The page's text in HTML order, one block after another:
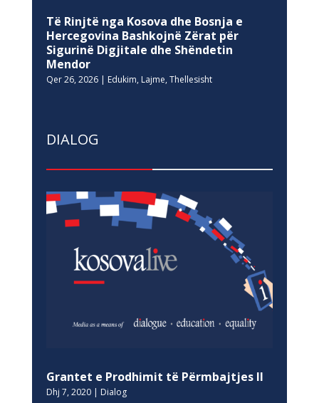
Të Rinjtë nga Kosova dhe Bosnja e
Hercegovina Bashkojnë Zërat për
Sigurinë Digjitale dhe Shëndetin
Mendor
Qer 26, 2026| Edukim, Lajme, Thellesisht
DIALOG
Grantet e Prodhimit të Përmbajtjes II
Dhj 7, 2020| Dialog